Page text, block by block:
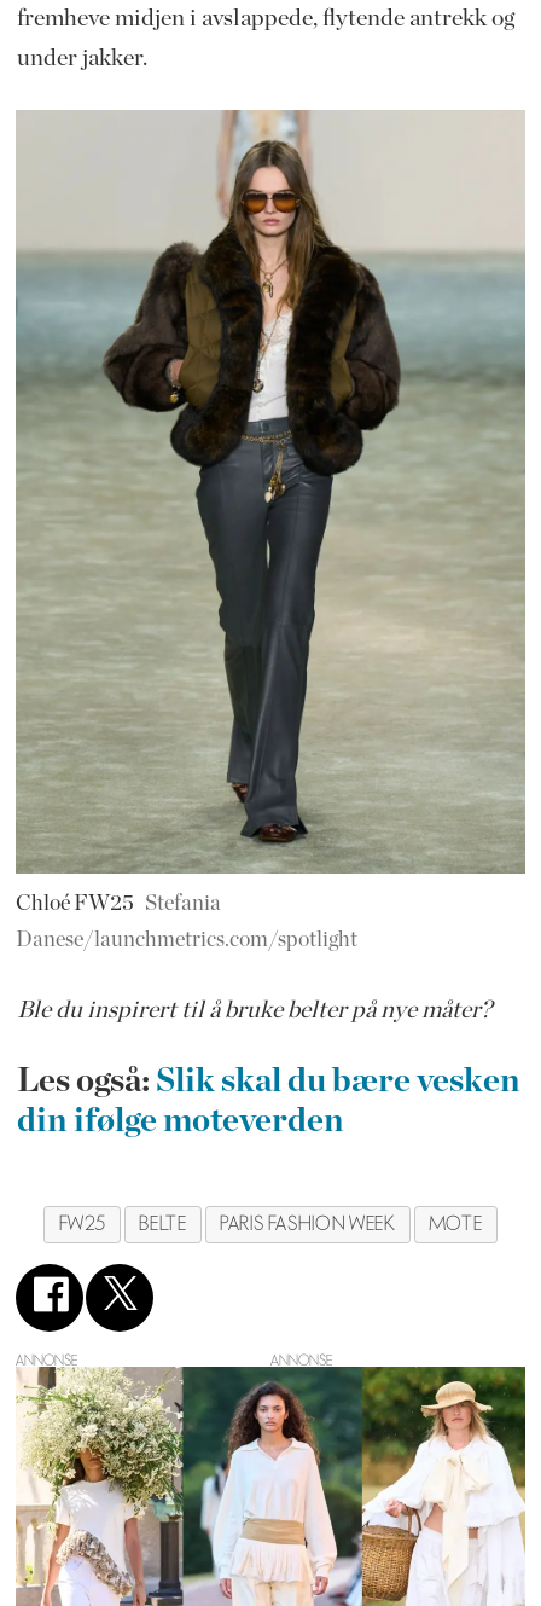
fremheve midjen i avslappede, flytende antrekk og
under jakker.
Chloé FW25
Stefania
Danese/launchmetrics.com/spotlight
Ble du inspirert til å bruke belter på nye måter?
Les også: Slik skal du bære vesken
din ifølge moteverden
FW25 BELTE PARIS FASHION WEEK MOTE
ANNONSE